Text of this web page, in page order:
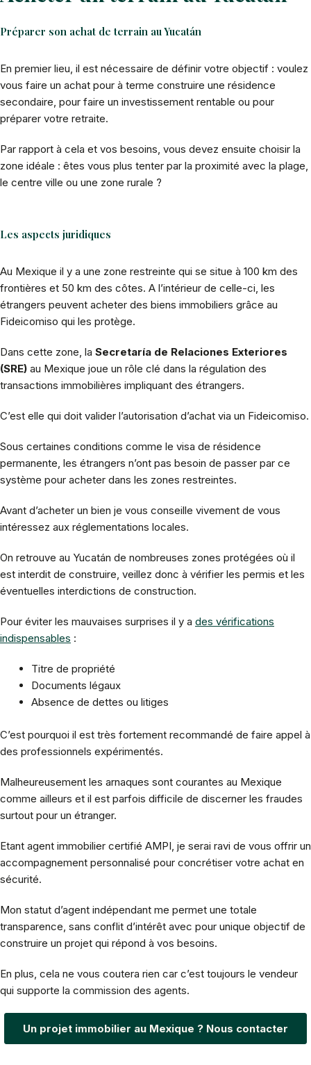
Préparer son achat de terrain au Yucatán
En premier lieu, il est nécessaire de définir votre objectif : voulez
vous faire un achat pour à terme construire une résidence
secondaire, pour faire un investissement rentable ou pour
préparer votre retraite.
Par rapport à cela et vos besoins, vous devez ensuite choisir la
zone idéale : êtes vous plus tenter par la proximité avec la plage,
le centre ville ou une zone rurale ?
Les aspects juridiques
Au Mexique il y a une zone restreinte qui se situe à 100 km des
frontières et 50 km des côtes. A l’intérieur de celle-ci, les
étrangers peuvent acheter des biens immobiliers grâce au
Fideicomiso qui les protège.
Dans cette zone, la Secretaría de Relaciones Exteriores
(SRE) au Mexique joue un rôle clé dans la régulation des
transactions immobilières impliquant des étrangers.
C’est elle qui doit valider l’autorisation d’achat via un Fideicomiso.
Sous certaines conditions comme le visa de résidence
permanente, les étrangers n’ont pas besoin de passer par ce
système pour acheter dans les zones restreintes.
Avant d’acheter un bien je vous conseille vivement de vous
intéressez aux réglementations locales.
On retrouve au Yucatán de nombreuses zones protégées où il
est interdit de construire, veillez donc à vérifier les permis et les
éventuelles interdictions de construction.
Pour éviter les mauvaises surprises il y a des vérifications
indispensables :
Titre de propriété
Documents légaux
Absence de dettes ou litiges
C’est pourquoi il est très fortement recommandé de faire appel à
des professionnels expérimentés.
Malheureusement les arnaques sont courantes au Mexique
comme ailleurs et il est parfois difficile de discerner les fraudes
surtout pour un étranger.
Etant agent immobilier certifié AMPI, je serai ravi de vous offrir un
accompagnement personnalisé pour concrétiser votre achat en
sécurité.
Mon statut d’agent indépendant me permet une totale
transparence, sans conflit d’intérêt avec pour unique objectif de
construire un projet qui répond à vos besoins.
En plus, cela ne vous coutera rien car c’est toujours le vendeur
qui supporte la commission des agents.
Un projet immobilier au Mexique ? Nous contacter